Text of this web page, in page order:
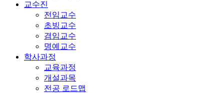
교수진
전임교수
초빙교수
겸임교수
명예교수
학사과정
교육과정
개설과목
전공 로드맵